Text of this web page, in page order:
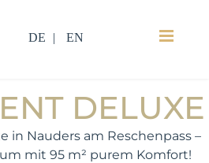
DE EN
5 PERSONEN
DELUXE
in Nauders am Reschenpass –
mit 95 m² purem Komfort!